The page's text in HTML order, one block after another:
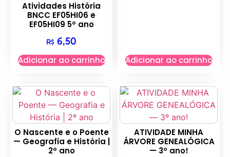
Atividades História
BNCC EF05HI06 e
EF05HI09 5º ano
R$ 6,50
Adicionar ao carrinho Adicionar ao carrinho
O Nascente e o Poente
— Geografia e História |
2º ano
ATIVIDADE MINHA
ÁRVORE GENEALÓGICA
— 3º ano!